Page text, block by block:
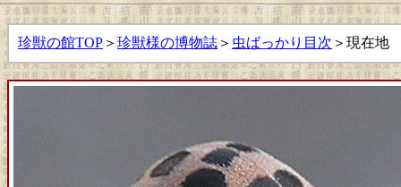
珍獣の館TOP ＞ 珍獣様の博物誌 ＞ 虫ばっかり目次 ＞現在地